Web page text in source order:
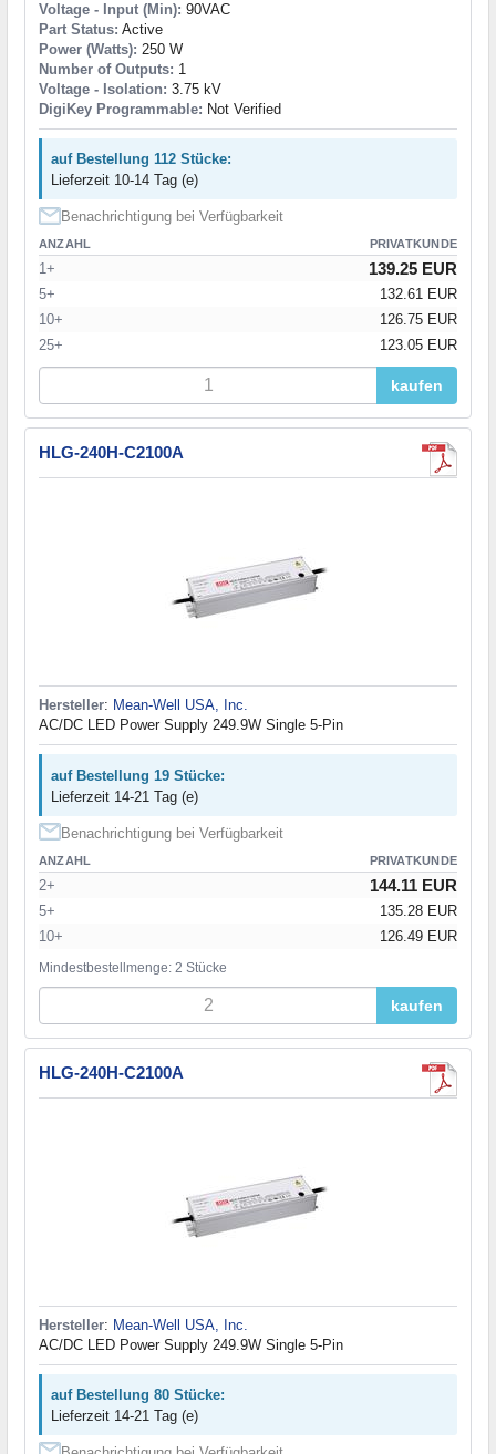
Voltage - Input (Min): 90VAC
Part Status: Active
Power (Watts): 250 W
Number of Outputs: 1
Voltage - Isolation: 3.75 kV
DigiKey Programmable: Not Verified
auf Bestellung 112 Stücke:
Lieferzeit 10-14 Tag (e)
Benachrichtigung bei Verfügbarkeit
ANZAHL PRIVATKUNDE
1+ 139.25 EUR
5+
132.61 EUR
10+
126.75 EUR
25+
123.05 EUR
kaufen
HLG-240H-C2100A
Hersteller: Mean-Well USA, Inc.
AC/DC LED Power Supply 249.9W Single 5-Pin
auf Bestellung 19 Stücke:
Lieferzeit 14-21 Tag (e)
Benachrichtigung bei Verfügbarkeit
ANZAHL PRIVATKUNDE
2+ 144.11 EUR
5+
135.28 EUR
10+
126.49 EUR
Mindestbestellmenge: 2 Stücke
kaufen
HLG-240H-C2100A
Hersteller: Mean-Well USA, Inc.
AC/DC LED Power Supply 249.9W Single 5-Pin
auf Bestellung 80 Stücke:
Lieferzeit 14-21 Tag (e)